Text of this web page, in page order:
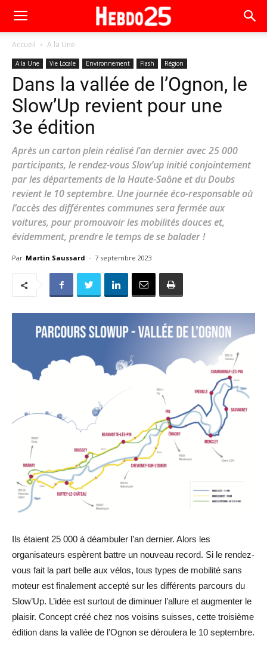
Accueil A la Une
A la Une Vie Locale Environnement Flash Région
Dans la vallée de l’Ognon, le
Slow’Up revient pour une
3e édition
Après un carton plein réalisé l’an dernier avec 25 000
participants, le rendez-vous Slow’up initié conjointement
par les départements de la Haute-Saône et du Doubs
revient le 10 septembre. Une journée éco-responsable où
l’accès des différentes communes sera fermée aux
voitures, pour promouvoir les mobilités douces et,
évidemment, prendre le temps de se balader !
Par Martin Saussard - 7 septembre 2023
Ils étaient 25 000 à déambuler l’an dernier. Alors les
organisateurs espèrent battre un nouveau record. Si le rendez-
vous fait la part belle aux vélos, tous types de mobilité sans
moteur est finalement accepté sur les différents parcours du
Slow’Up. L’idée est surtout de diminuer l’allure et augmenter le
plaisir. Concept créé chez nos voisins suisses, cette troisième
édition dans la vallée de l’Ognon se déroulera le 10 septembre.